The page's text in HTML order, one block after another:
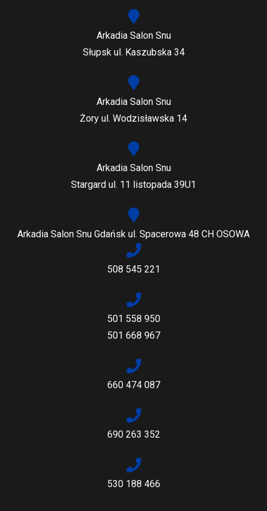
Arkadia Salon Snu
Słupsk ul. Kaszubska 34
Arkadia Salon Snu
Żory ul. Wodzisławska 14
Arkadia Salon Snu
Stargard ul. 11 listopada 39U1
Arkadia Salon Snu Gdańsk ul. Spacerowa 48 CH OSOWA
508 545 221
501 558 950
501 668 967
660 474 087
690 263 352
530 188 466